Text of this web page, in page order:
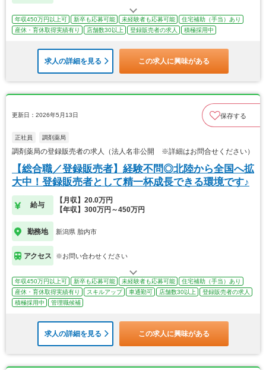
年収450万円以上可 新卒も応募可能 未経験者も応募可能
住宅補助（手当）あり
産休・育休取得実績有り
店舗数30以上 登録販売者の求人 積極採用中
求人の詳細を見る この求人に興味がある
更新日：2026年5月13日 保存する
正社員 調剤薬局
調剤薬局の登録販売者の求人（法人名非公開 ※詳細はお問合せください）
【総合職／登録販売者】経験不問◎北陸から全国へ拡
大中！登録販売者として精一杯成長できる環境です♪
給与
【月収】20.0万円
【年収】300万円～450万円
勤務地 新潟県 胎内市
アクセス ※お問い合わせください
年収450万円以上可 新卒も応募可能 未経験者も応募可能
住宅補助（手当）あり
産休・育休取得実績有り
スキルアップ 車通勤可 店舗数30以上
登録販売者の求人
積極採用中
管理職候補
求人の詳細を見る この求人に興味がある